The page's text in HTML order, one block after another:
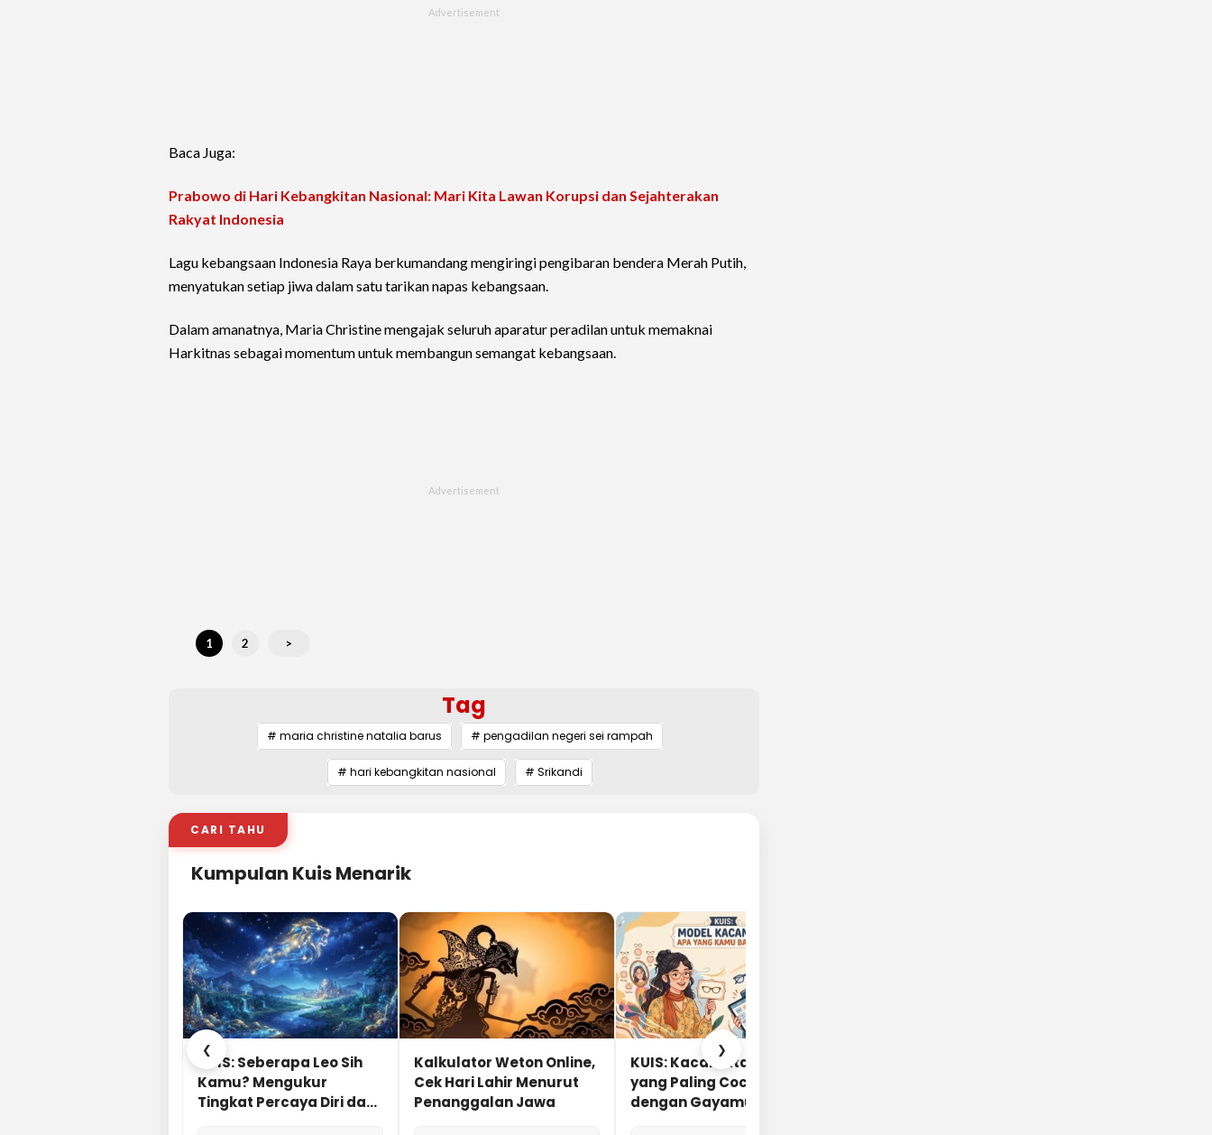
Baca Juga:
Prabowo di Hari Kebangkitan Nasional: Mari Kita Lawan Korupsi dan Sejahterakan
Rakyat Indonesia
Lagu kebangsaan Indonesia Raya berkumandang mengiringi pengibaran bendera Merah Putih,
menyatukan setiap jiwa dalam satu tarikan napas kebangsaan.
Dalam amanatnya, Maria Christine mengajak seluruh aparatur peradilan untuk memaknai
Harkitnas sebagai momentum untuk membangun semangat kebangsaan.
1 2 >
Tag
# maria christine natalia barus # pengadilan negeri sei rampah
# hari kebangkitan nasional # Srikandi
CARI TAHU
Kumpulan Kuis Menarik
❮
KUIS: Seberapa Leo Sih
Kamu? Mengukur
Tingkat Percaya Diri dan
Kalkulator Weton Online,
Cek Hari Lahir Menurut
Penanggalan Jawa
KUIS: Kacamata Apa
yang Paling Cocok
dengan Gayamu?
❯